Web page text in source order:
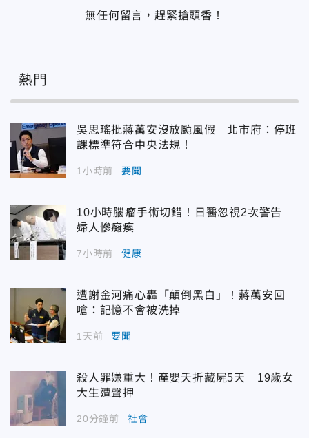
無任何留言，趕緊搶頭香！
熱門
吳思瑤批蔣萬安沒放颱風假 北市府：停班
課標準符合中央法規！
1小時前 要聞
10小時腦瘤手術切錯！日醫忽視2次警告
婦人慘癱瘓
7小時前 健康
遭謝金河痛心轟「顛倒黑白」！蔣萬安回
嗆：記憶不會被洗掉
1天前 要聞
殺人罪嫌重大！產嬰夭折藏屍5天 19歲女
大生遭聲押
20分鐘前 社會